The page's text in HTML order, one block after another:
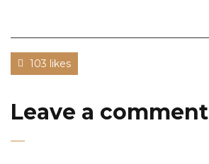
103 likes
Leave a comment